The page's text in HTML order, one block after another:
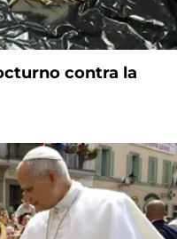
contra la